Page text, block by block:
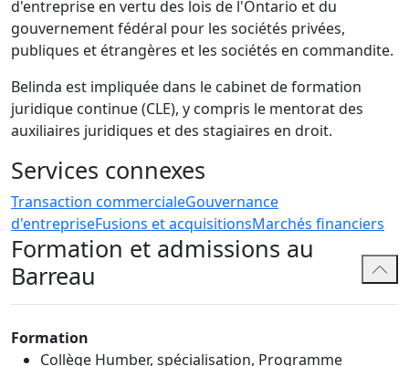
d'entreprise en vertu des lois de l'Ontario et du
gouvernement fédéral pour les sociétés privées,
publiques et étrangères et les sociétés en commandite.
Belinda est impliquée dans le cabinet de formation
juridique continue (CLE), y compris le mentorat des
auxiliaires juridiques et des stagiaires en droit.
Services connexes
Transaction commercialeGouvernance
d'entrepriseFusions et acquisitionsMarchés financiers
Formation et admissions au
Barreau
Formation
Collège Humber, spécialisation, Programme